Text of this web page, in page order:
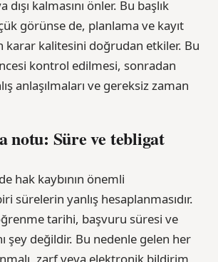
dışı kalmasını önler. Bu başlık
görünse de, planlama ve kayıt
karar kalitesini doğrudan etkiler. Bu
kontrol edilmesi, sonradan
anlaşılmaları ve gereksiz zaman
notu: Süre ve tebligat
hak kaybının önemli
sürelerin yanlış hesaplanmasıdır.
tarihi, başvuru süresi ve
şey değildir. Bu nedenle gelen her